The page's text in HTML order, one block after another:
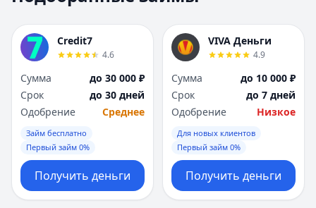
Н
Набережные Челны
Новокузнецк
Новосибирск
О
Омск
Оренбург
П
Пенза
Пермь
Н
Набережные
Новокузнецк
Новосибирск
О
Омск
Оренбург
П
Пенза
Пермь
Credit7
4.6
Сумма
до 30 000 ₽
Срок
до 30 дней
Одобрение
Среднее
Займ бесплатно
Первый займ 0%
Получить деньги
VIVA Деньги
4.9
Сумма
до 10 000 ₽
Срок
до 7 дней
Одобрение
Низкое
Для новых клиентов
Первый займ 0%
Получить деньги